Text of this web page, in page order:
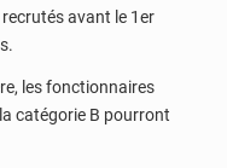
avant le 1er
les fonctionnaires
catégorie B pourront